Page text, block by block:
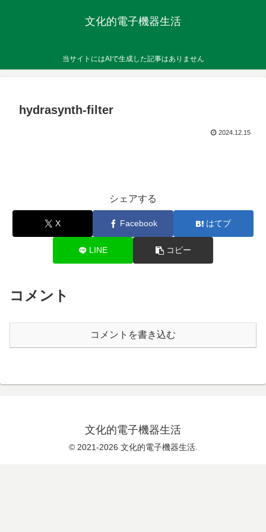
文化的電子機器生活
当サイトにはAIで生成した記事はありません
hydrasynth-filter
2024.12.15
シェアする
X Facebook はてブ
LINE コピー
コメント
コメントを書き込む
文化的電子機器生活
© 2021-2026 文化的電子機器生活.